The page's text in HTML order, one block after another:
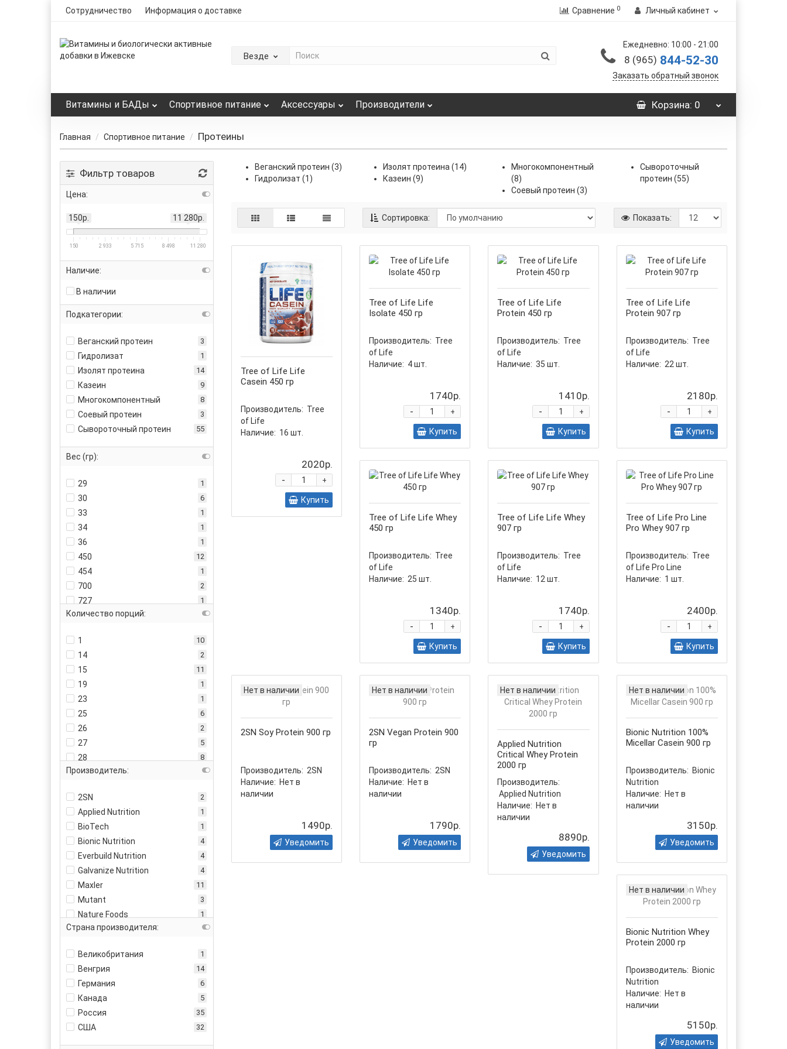
Сотрудничество Информация о доставке Сравнение 0 Личный кабинет
Везде
Ежедневно: 10:00 - 21:00
8 (965) 844-52-30
Заказать обратный звонок
Витамины и БАДы Спортивное питание Аксессуары Производители Корзина: 0
Главная Спортивное питание Протеины
Фильтр товаров
Цена:
150р. 11 280р.
150 2 933 5 715 8 498 11 280
Наличие:
В наличии
Подкатегории:
Веганский протеин 3
Гидролизат 1
Изолят протеина 14
Казеин 9
Многокомпонентный 8
Соевый протеин 3
Сывороточный протеин 55
Вес (гр):
29 1
30 6
33 1
34 1
36 1
450 12
454 1
700 2
727 1
750 4
891 1
900 8
907 13
908 8
910 2
912 1
920 1
1000 4
1500 1
1800
Количество порций:
1 10
14 2
15 11
19 1
23 1
25 6
26 2
27 5
28 8
29 3
32 2
33 2
49 1
50 1
60 4
62 1
63 1
67 3
68 1
69
Производитель:
2SN 2
Applied Nutrition 1
BioTech 1
Bionic Nutrition 4
Everbuild Nutrition 4
Galvanize Nutrition 4
Maxler 11
Mutant 3
Nature Foods 1
NotBad 2
PVL 2
Rule1 4
Scitec Nutrition 9
Siberian Nutrogunz 3
Syntrax 8
Tree of Life 19
Tree of Life Pro Line 4
Страна производителя:
Великобритания 1
Венгрия 14
Германия 6
Канада 5
Россия 35
США 32
Веганский протеин (3)
Гидролизат (1)
Изолят протеина (14)
Казеин (9)
Многокомпонентный
(8)
Соевый протеин (3)
Сывороточный
протеин (55)
Сортировка: Показать:
Tree of Life Life
Casein 450 гр
Производитель: Tree
of Life
Наличие: 16 шт.
2020р.
+
-
Купить
Tree of Life Life
Isolate 450 гр
Производитель: Tree
of Life
Наличие: 4шт.
1740р.
+
-
Купить
Tree of Life Life
Protein 450 гр
Производитель: Tree
of Life
Наличие: 35 шт.
1410р.
+
-
Купить
Tree of Life Life
Protein 907 гр
Производитель: Tree
of Life
Наличие: 22 шт.
2180р.
+
-
Купить
Tree of Life Life Whey
450 гр
Производитель: Tree
of Life
Наличие: 25 шт.
1340р.
+
-
Купить
Tree of Life Life Whey
907 гр
Производитель: Tree
of Life
Наличие: 12 шт.
1740р.
+
-
Купить
Tree of Life Pro Line
Pro Whey 907 гр
Производитель: Tree
of Life Pro Line
Наличие: 1 шт.
2400р.
+
-
Купить
Нет в наличии
2SN Soy Protein 900 гр
Производитель: 2SN
Наличие: Нет в
наличии
1490р.
Уведомить
Нет в наличии
2SN Vegan Protein 900
гр
Производитель: 2SN
Наличие: Нет в
наличии
1790р.
Уведомить
Нет в наличии
Applied Nutrition
Critical Whey Protein
2000 гр
Производитель:
Applied Nutrition
Наличие: Нет в
наличии
8890р.
Уведомить
Нет в наличии
Bionic Nutrition 100%
Micellar Casein 900 гр
Производитель: Bionic
Nutrition
Наличие: Нет в
наличии
3150р.
Уведомить
Нет в наличии
Bionic Nutrition Whey
Protein 2000 гр
Производитель: Bionic
Nutrition
Наличие: Нет в
наличии
5150р.
Уведомить